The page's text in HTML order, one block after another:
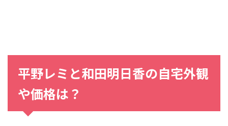
平野レミ と和田明日香の自宅外観
や価格は？